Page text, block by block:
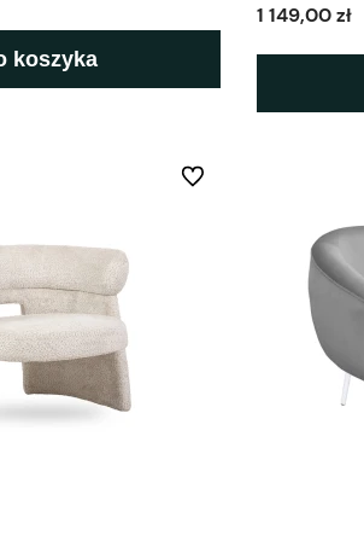
koszyka
1 149,00 zł
Do ulubionych